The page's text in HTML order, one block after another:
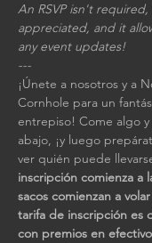
An RSVP isn't
appreciated, and it
any event updates!
---
¡Únete a nosotros y a
Cornhole para un
entrepiso! Come algo
abajo, ¡y luego
ver quién puede
inscripción comienza a
sacos comienzan a
tarifa de inscripción es
con premios en